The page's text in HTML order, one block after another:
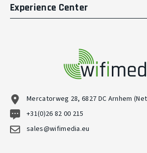
Experience Center
Mercatorweg 28, 6827 DC Arnhem
+31(0)26 82 00 215
sales@wifimedia.eu